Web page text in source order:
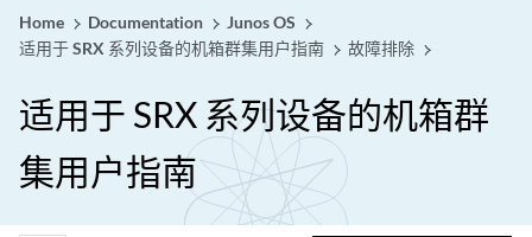
Home Documentation
Junos OS
适用于 SRX 系列设备的机箱群集用户指南
故障排除
适用于 SRX 系列设备的机箱群
集用户指南